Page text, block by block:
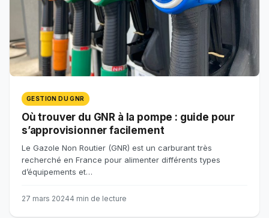
GESTION DU GNR
Où trouver du GNR à la pompe : guide pour
s’approvisionner facilement
Le Gazole Non Routier (GNR) est un carburant très
recherché en France pour alimenter différents types
d’équipements et…
27 mars 20244 min de lecture